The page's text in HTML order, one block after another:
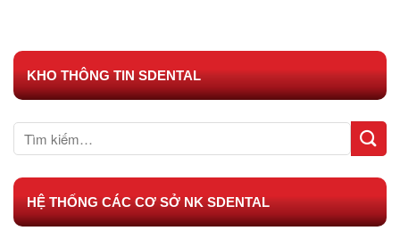
KHO THÔNG TIN SDENTAL
HỆ THỐNG CÁC CƠ SỞ NK SDENTAL